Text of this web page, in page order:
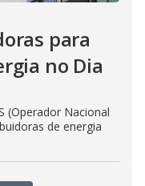
para
no Dia
(Operador Nacional
de energia